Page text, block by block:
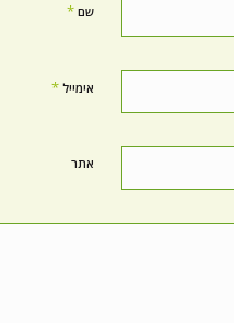
שם *
אימייל *
אתר